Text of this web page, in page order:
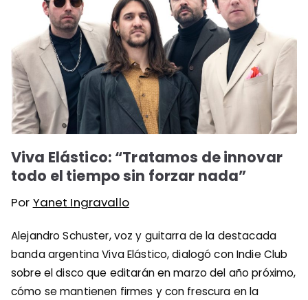
Viva Elástico: “Tratamos de innovar
todo el tiempo sin forzar nada”
Por Yanet Ingravallo
Alejandro Schuster, voz y guitarra de la destacada
banda argentina Viva Elástico, dialogó con Indie Club
sobre el disco que editarán en marzo del año próximo,
cómo se mantienen firmes y con frescura en la